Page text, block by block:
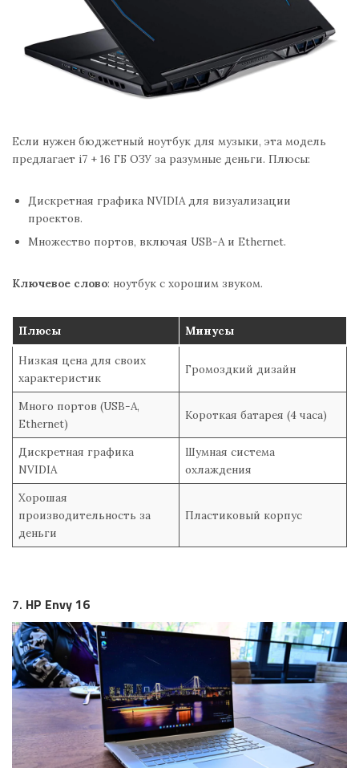
Если нужен бюджетный ноутбук для музыки, эта модель
предлагает i7 + 16 ГБ ОЗУ за разумные деньги. Плюсы:
Дискретная графика NVIDIA для визуализации
проектов.
Множество портов, включая USB-A и Ethernet.
Ключевое слово: ноутбук с хорошим звуком.
Плюсы Минусы
Низкая цена для своих
характеристик
Громоздкий дизайн
Много портов (USB-A,
Ethernet)
Короткая батарея (4 часа)
Дискретная графика
NVIDIA
Шумная система
охлаждения
Хорошая
производительность за
деньги
Пластиковый корпус
7. HP Envy 16